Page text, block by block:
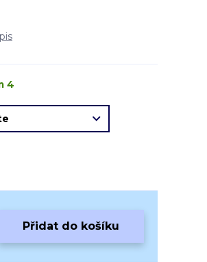
4
Přidat do košíku